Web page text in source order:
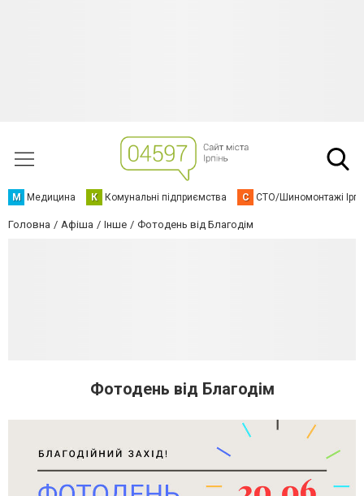
М Медицина К Комунальні підприємства С СТО/Шиномонтажі
Головна Афіша Інше Фотодень від Благодім
Фотодень від Благодім